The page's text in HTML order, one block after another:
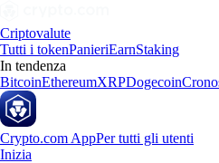
Criptovalute
Tutti i tokenPanieriEarnStaking
In tendenza
BitcoinEthereumXRPDogecoin
Crypto.com AppPer tutti gli utenti
Inizia